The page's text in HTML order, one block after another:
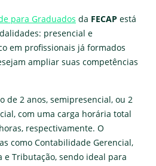
para Graduados da FECAP está
presencial e
em profissionais já formados
ampliar suas competências
de 2 anos, semipresencial, ou 2
com uma carga horária total
respectivamente. O
como Contabilidade Gerencial,
Tributação, sendo ideal para